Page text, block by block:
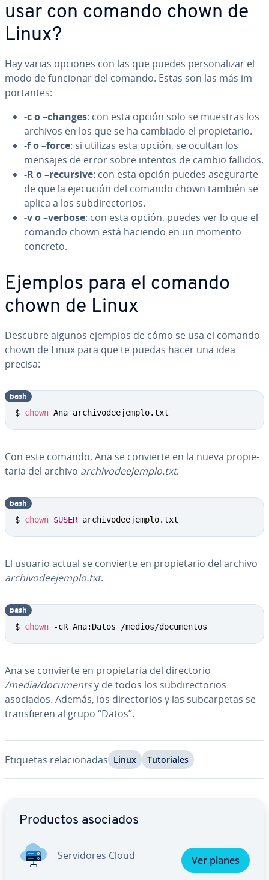
usar con comando chown de
Linux?
Hay varias opciones con las que puedes pe­r­so­na­li­zar el
modo de funcionar del comando. Estas son las más im­
po­r­ta­n­tes:
-c o –changes: con esta opción solo se muestras los
archivos en los que se ha cambiado el pro­pie­ta­rio.
-f o –force: si utilizas esta opción, se ocultan los
mensajes de error sobre intentos de cambio fallidos.
-R o –recursive: con esta opción puedes ase­gu­rar­te
de que la ejecución del comando chown también se
aplica a los su­b­di­re­c­to­rios.
-v o –verbose: con esta opción, puedes ver lo que el
comando chown está haciendo en un momento
concreto.
Ejemplos para el comando
chown de Linux
Descubre algunos ejemplos de cómo se usa el comando
chown de Linux para que te puedas hacer una idea
precisa:
$ chown Ana archivodeejemplo.txt
bash
Con este comando, Ana se convierte en la nueva pro­pie­
ta­ria del archivo ar­chi­vo­dee­je­m­plo.txt.
$ chown $USER archivodeejemplo.txt
bash
El usuario actual se convierte en pro­pie­ta­rio del archivo
ar­chi­vo­dee­je­m­plo.txt.
$ chown -cR Ana:Datos /medios/documentos
bash
Ana se convierte en pro­pie­ta­ria del di­re­c­to­rio
/media/documentsy de todos los su­b­di­re­c­to­rios
asociados. Además, los di­re­c­to­rios y las su­b­ca­r­pe­tas se
tra­n­s­fie­ren al grupo “Datos”.
Etiquetas re­la­cio­na­das Linux Tu­to­ria­les
Productos asociados
Se­r­vi­do­res Cloud Ver planes